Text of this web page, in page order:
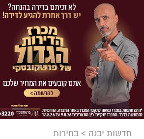
חדשות יבנה > בחירות